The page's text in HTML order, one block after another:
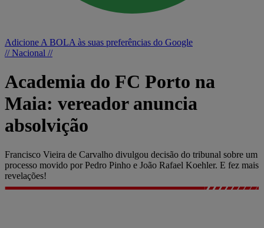
Adicione A BOLA às suas preferências do Google
// Nacional //
Academia do FC Porto na
Maia: vereador anuncia
absolvição
Francisco Vieira de Carvalho divulgou decisão do tribunal sobre um
processo movido por Pedro Pinho e João Rafael Koehler. E fez mais
revelações!